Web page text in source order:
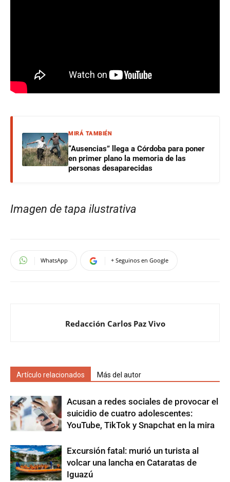
MIRÁ TAMBIÉN
“Ausencias” llega a Córdoba para poner
en primer plano la memoria de las
personas desaparecidas
Imagen de tapa ilustrativa
WhatsApp + Seguinos en Google
Redacción Carlos Paz Vivo
Artículo relacionados Más del autor
Acusan a redes sociales de provocar el
suicidio de cuatro adolescentes:
YouTube, TikTok y Snapchat en la mira
Excursión fatal: murió un turista al
volcar una lancha en Cataratas de
Iguazú